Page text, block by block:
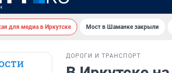
для медиа в Иркутске Мост в Шаманке закрыли
ДОРОГИ И ТРАНСПОРТ